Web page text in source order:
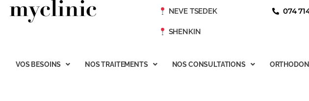
NEVE TSEDEK
SHENKIN
074
VOS BESOINS NOS TRAITEMENTS NOS CONSULTATIONS